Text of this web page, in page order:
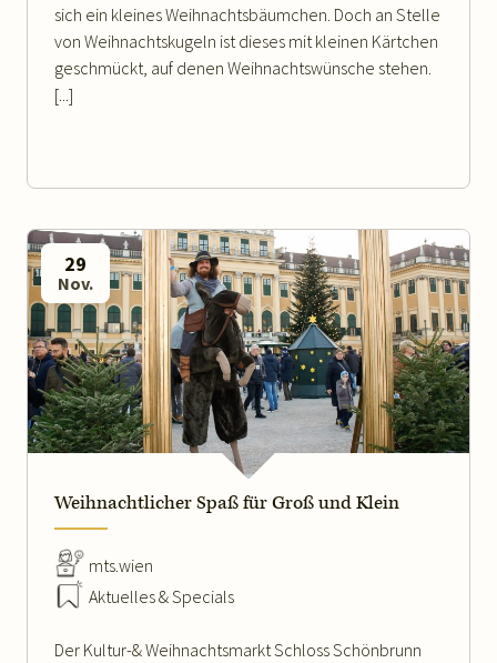
sich ein kleines Weihnachtsbäumchen. Doch an Stelle
von Weihnachtskugeln ist dieses mit kleinen Kärtchen
geschmückt, auf denen Weihnachtswünsche stehen.
[...]
WEITERLESEN
29
Nov.
Weihnachtlicher Spaß für Groß und Klein
mts.wien
Aktuelles & Specials
Der Kultur-& Weihnachtsmarkt Schloss Schönbrunn